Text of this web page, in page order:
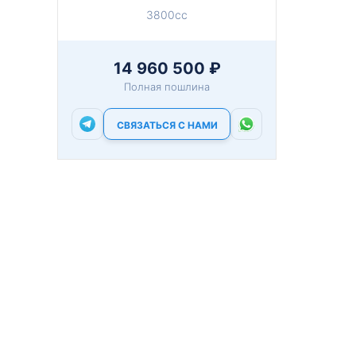
3800cc
14 960 500 ₽
Полная пошлина
СВЯЗАТЬСЯ С НАМИ